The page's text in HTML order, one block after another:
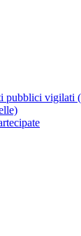
pubblici vigilati